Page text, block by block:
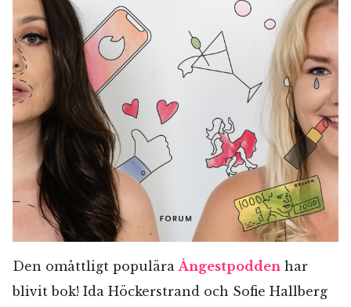
Den omåttligt populära Ångestpodden har
blivit bok! Ida Höckerstrand och Sofie Hallberg